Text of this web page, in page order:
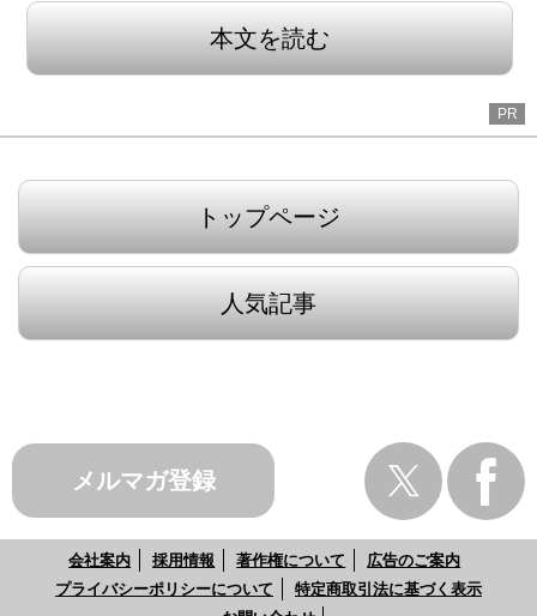
本文を読む
PR
トップページ
人気記事
メルマガ登録
会社案内 採用情報 著作権について
広告のご案内
プライバシーポリシーについて
特定商取引法に基づく表示